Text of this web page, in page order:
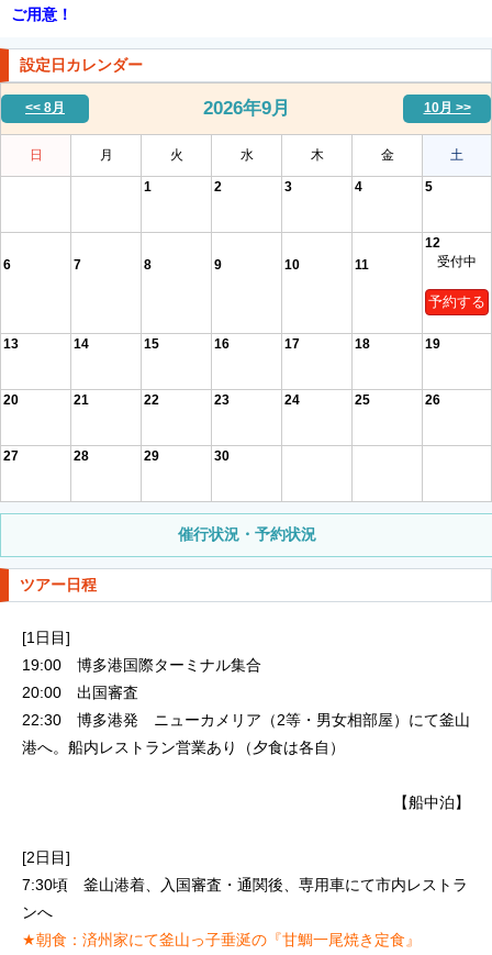
ご用意！
設定日カレンダー
<< 8月 2026年9月 10月 >>
日 月 火 水 木 金 土
1 2 3 4 5
6 7 8 9 10 11
12
受付中
予約する
13 14 15 16 17 18 19
20 21 22 23 24 25 26
27 28 29 30
催行状況・予約状況
ツアー日程
[1日目]
19:00 博多港国際ターミナル集合
20:00 出国審査
22:30 博多港発 ニューカメリア（2等・男女相部屋）にて釜山
港へ。船内レストラン営業あり（夕食は各自）
【船中泊】
[2日目]
7:30頃 釜山港着、入国審査・通関後、専用車にて市内レストラ
ンへ
★朝食：済州家にて釜山っ子垂涎の『甘鯛一尾焼き定食』